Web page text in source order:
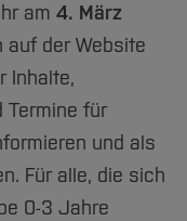
am 4. März
auf der Website
Inhalte,
Termine für
und als
Für alle, die sich
0-3 Jahre